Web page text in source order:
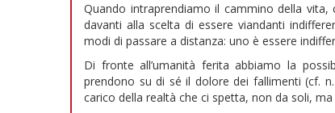
Quando intraprendiamo il cammino della
davanti alla scelta di essere viandanti
modi di passare a distanza: uno è essere
Di fronte all’umanità ferita abbiamo la
prendono su di sé il dolore dei fallimenti (cf.
carico della realtà che ci spetta, non da soli,